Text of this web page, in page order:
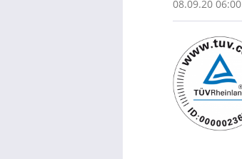
08.09.20 06:00